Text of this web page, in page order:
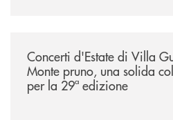
Concerti d'Estate di Villa
Monte pruno, una solida
per la 29ª edizione